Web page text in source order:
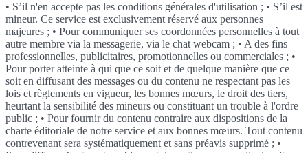
• S’il n'en accepte pas les conditions générales d'utilisation ; • S’il est
mineur. Ce service est exclusivement réservé aux personnes
majeures ; • Pour communiquer ses coordonnées personnelles à tout
autre membre via la messagerie, via le chat webcam ; • A des fins
professionnelles, publicitaires, promotionnelles ou commerciales ; •
Pour porter atteinte à qui que ce soit et de quelque manière que ce
soit en diffusant des messages ou du contenu ne respectant pas les
lois et règlements en vigueur, les bonnes mœurs, le droit des tiers,
heurtant la sensibilité des mineurs ou constituant un trouble à l'ordre
public ; • Pour fournir du contenu contraire aux dispositions de la
charte éditoriale de notre service et aux bonnes mœurs. Tout contenu
contrevenant sera systématiquement et sans préavis supprimé ; •